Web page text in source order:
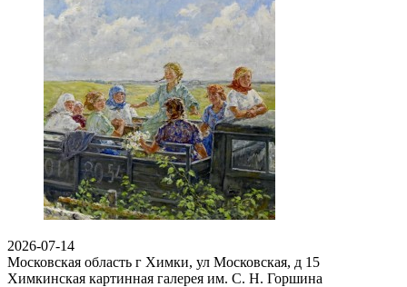
2026-07-14
Московская область г Химки, ул Московская, д 15
Химкинская картинная галерея им. С. Н. Горшина